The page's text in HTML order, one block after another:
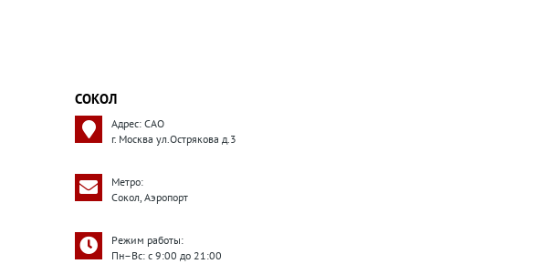
СОКОЛ
Адрес: САО
г. Москва ул.Острякова д.3
Метро:
Сокол, Аэропорт
Режим работы:
Пн–Вс: с 9:00 до 21:00